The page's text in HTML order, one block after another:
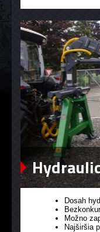
Dosah
Možno
Najširšia